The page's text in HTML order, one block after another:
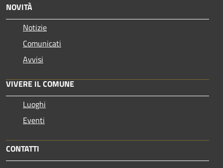
NOVITÀ
Notizie
Comunicati
Avvisi
VIVERE IL COMUNE
Luoghi
Eventi
CONTATTI